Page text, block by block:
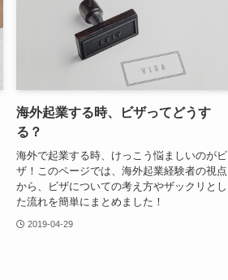
海外起業する時、ビザってどうす
る？
海外で起業する時、けっこう悩ましいのがビ
ザ！このページでは、海外起業経験者の視点
から、ビザについての考え方やザックリとし
た流れを簡単にまとめました！
2019-04-29